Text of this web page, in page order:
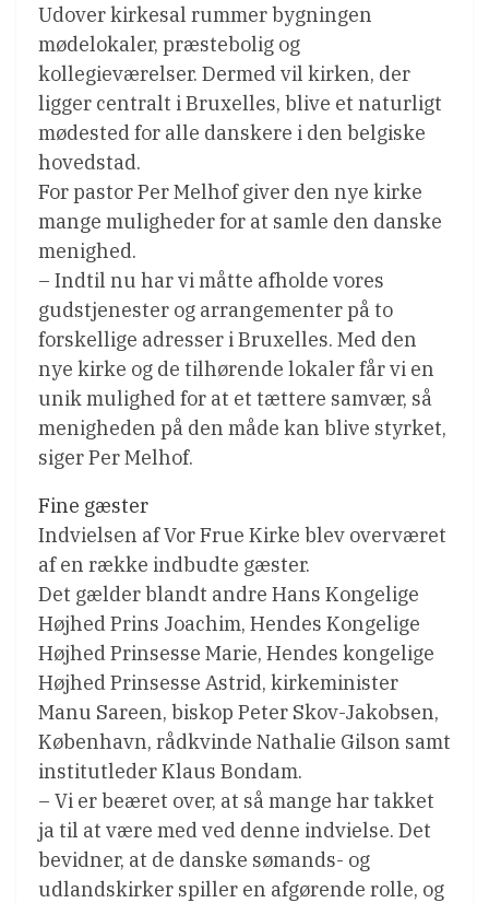
Udover kirkesal rummer bygningen
mødelokaler, præstebolig og
kollegieværelser. Dermed vil kirken, der
ligger centralt i Bruxelles, blive et naturligt
mødested for alle danskere i den belgiske
hovedstad.
For pastor Per Melhof giver den nye kirke
mange muligheder for at samle den danske
menighed.
– Indtil nu har vi måtte afholde vores
gudstjenester og arrangementer på to
forskellige adresser i Bruxelles. Med den
nye kirke og de tilhørende lokaler får vi en
unik mulighed for at et tættere samvær, så
menigheden på den måde kan blive styrket,
siger Per Melhof.
Fine gæster
Indvielsen af Vor Frue Kirke blev overværet
af en række indbudte gæster.
Det gælder blandt andre Hans Kongelige
Højhed Prins Joachim, Hendes Kongelige
Højhed Prinsesse Marie, Hendes kongelige
Højhed Prinsesse Astrid, kirkeminister
Manu Sareen, biskop Peter Skov-Jakobsen,
København, rådkvinde Nathalie Gilson samt
institutleder Klaus Bondam.
– Vi er beæret over, at så mange har takket
ja til at være med ved denne indvielse. Det
bevidner, at de danske sømands- og
udlandskirker spiller en afgørende rolle, og